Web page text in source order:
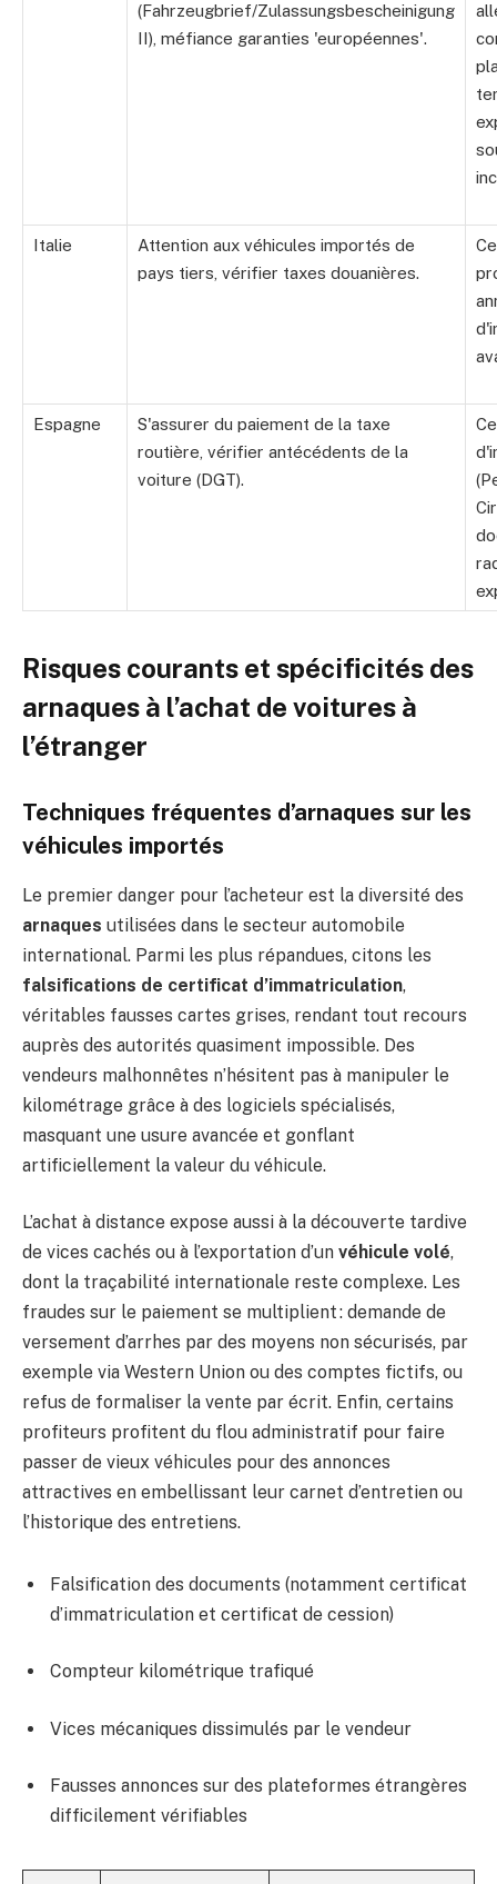
(Fahrzeugbrief/Zulassungsbescheinigung
II), méfiance garanties 'européennes'.
Italie
Attention aux véhicules importés de
pays tiers, vérifier taxes douanières.
Espagne
S'assurer du paiement de la taxe
routière, vérifier antécédents de la
voiture (DGT).
Risques courants et spécificités des
arnaques à l’achat de voitures à
l’étranger
Techniques fréquentes d’arnaques sur les
véhicules importés
Le premier danger pour l’acheteur est la diversité des
arnaques utilisées dans le secteur automobile
international. Parmi les plus répandues, citons les
falsifications de certificat d’immatriculation,
véritables fausses cartes grises, rendant tout recours
auprès des autorités quasiment impossible. Des
vendeurs malhonnêtes n’hésitent pas à manipuler le
kilométrage grâce à des logiciels spécialisés,
masquant une usure avancée et gonflant
artificiellement la valeur du véhicule.
L’achat à distance expose aussi à la découverte tardive
de vices cachés ou à l’exportation d’un véhicule volé,
dont la traçabilité internationale reste complexe. Les
fraudes sur le paiement se multiplient : demande de
versement d’arrhes par des moyens non sécurisés, par
exemple via Western Union ou des comptes fictifs, ou
refus de formaliser la vente par écrit. Enfin, certains
profiteurs profitent du flou administratif pour faire
passer de vieux véhicules pour des annonces
attractives en embellissant leur carnet d’entretien ou
l’historique des entretiens.
Falsification des documents (notamment certificat
d’immatriculation et certificat de cession)
Compteur kilométrique trafiqué
Vices mécaniques dissimulés par le vendeur
Fausses annonces sur des plateformes étrangères
difficilement vérifiables